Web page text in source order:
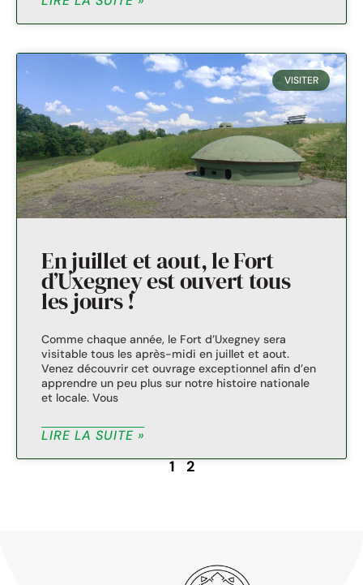
VISITER
En juillet et aout, le Fort
d’Uxegney est ouvert tous
les jours !
Comme chaque année, le Fort d’Uxegney sera
visitable tous les après-midi en juillet et aout.
Venez découvrir cet ouvrage exceptionnel afin d’en
apprendre un peu plus sur notre histoire nationale
et locale. Vous
LIRE LA SUITE »
1 2